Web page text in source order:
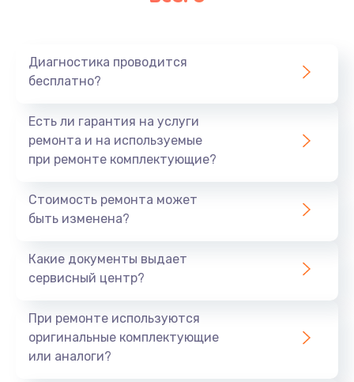
Диагностика проводится
бесплатно?
Есть ли гарантия на услуги
ремонта и на используемые
при ремонте комплектующие?
Стоимость ремонта может
быть изменена?
Какие документы выдает
сервисный центр?
При ремонте используются
оригинальные комплектующие
или аналоги?